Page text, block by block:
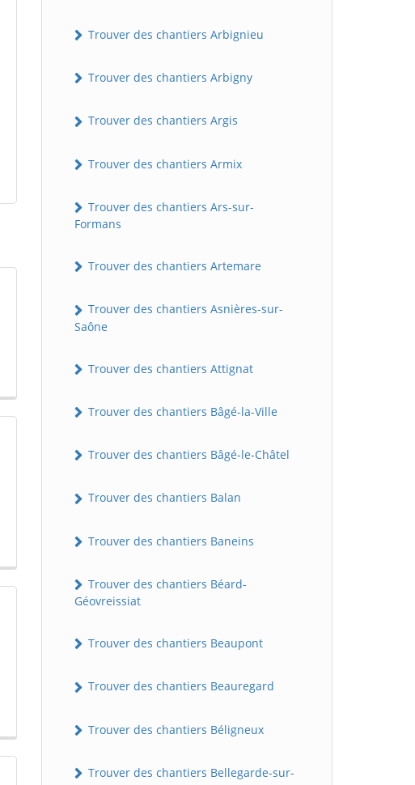
Trouver des chantiers Arbignieu
Trouver des chantiers Arbigny
Trouver des chantiers Argis
Trouver des chantiers Armix
Trouver des chantiers Ars-sur-
Formans
Trouver des chantiers Artemare
Trouver des chantiers Asnières-sur-
Saône
Trouver des chantiers Attignat
Trouver des chantiers Bâgé-la-Ville
Trouver des chantiers Bâgé-le-Châtel
Trouver des chantiers Balan
Trouver des chantiers Baneins
Trouver des chantiers Béard-
Géovreissiat
Trouver des chantiers Beaupont
Trouver des chantiers Beauregard
Trouver des chantiers Béligneux
Trouver des chantiers Bellegarde-sur-